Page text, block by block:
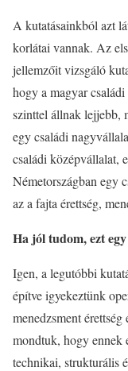
A kutatásainkból azt
korlátai vannak. Az
jellemzőit vizsgáló
hogy a magyar
szinttel állnak lejjebb,
egy családi
családi középvállalat,
Németországban egy
az a fajta érettség,
Ha jól tudom, ezt
Igen, a legutóbbi
építve igyekeztünk
menedzsment
mondtuk, hogy ennek
technikai, strukturális